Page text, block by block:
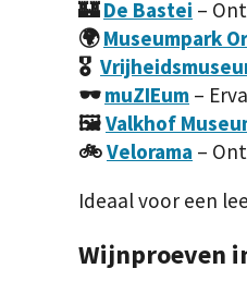
🏰De Bastei –
🌍Museumpark
🎖️
🕶️muZIEum –
🖼️Valkhof
🚲Velorama –
Ideaal voor een
Wijnproeven